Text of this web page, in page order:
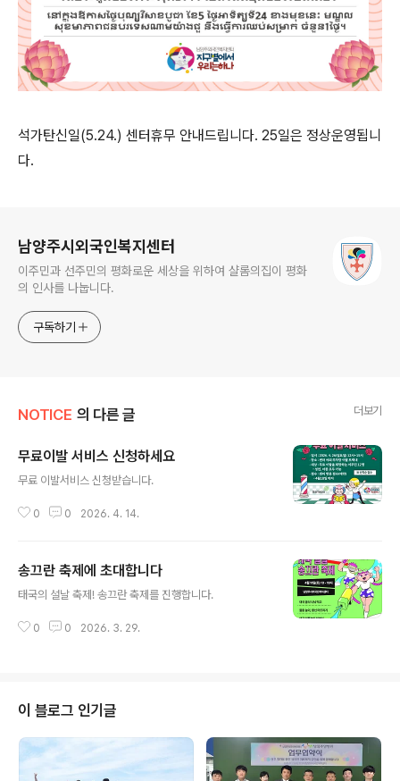
석가탄신일(5.24.) 센터휴무 안내드립니다. 25일은 정상운영됩니
다.
남양주시외국인복지센터
이주민과 선주민의 평화로운 세상을 위하여 샬롬의집이 평화
의 인사를 나눕니다.
구독하기
NOTICE 의 다른 글 더보기
무료이발 서비스 신청하세요
무료 이발서비스 신청받습니다.
0 0 2026. 4. 14.
송끄란 축제에 초대합니다
태국의 설날 축제! 송끄란 축제를 진행합니다.
0 0 2026. 3. 29.
이 블로그 인기글